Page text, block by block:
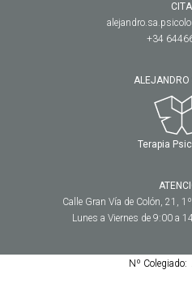
CITA
+34
ALEJANDRO
Terapia
Calle Gran Vía de Colón, 21,
Lunes a Viernes de 9:00 a
Nº